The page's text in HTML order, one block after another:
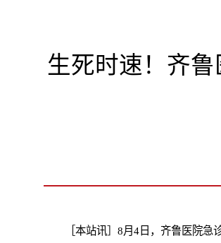
生死时速！齐
［本站讯］8月4日，齐鲁医院